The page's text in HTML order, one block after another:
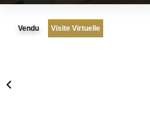
Vendu Visite Virtuelle